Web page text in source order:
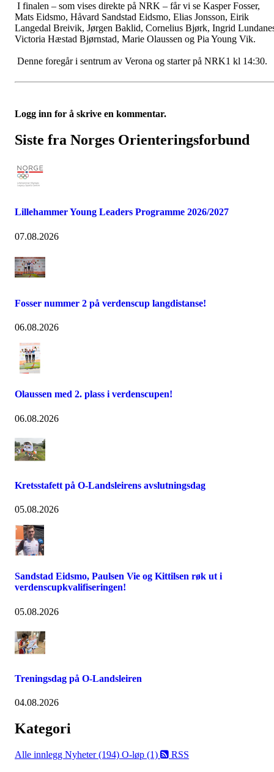
I finalen – som vises direkte på NRK – får vi se Kasper Fosser,
Mats Eidsmo, Håvard Sandstad Eidsmo, Elias Jonsson, Eirik
Langedal Breivik, Jørgen Baklid, Cornelius Bjørk, Ingrid
Victoria Hæstad Bjørnstad, Marie Olaussen og Pia Young Vik.
Denne foregår i sentrum av Verona og starter på NRK1 kl 14:30.
Logg inn for å skrive en kommentar.
Siste fra Norges Orienteringsforbund
Lillehammer Young Leaders Programme 2026/2027
07.08.2026
Fosser nummer 2 på verdenscup langdistanse!
06.08.2026
Olaussen med 2. plass i verdenscupen!
06.08.2026
Kretsstafett på O-Landsleirens avslutningsdag
05.08.2026
Sandstad Eidsmo, Paulsen Vie og Kittilsen røk ut i
verdenscupkvalifiseringen!
05.08.2026
Treningsdag på O-Landsleiren
04.08.2026
Kategori
Alle innlegg Nyheter (194) O-løp (1) RSS